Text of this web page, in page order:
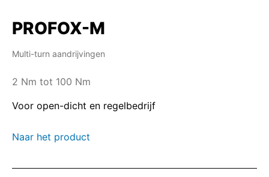
PROFOX-M
Multi-turn aandrijvingen
2 Nm tot 100 Nm
Voor open-dicht en regelbedrijf
Naar het product